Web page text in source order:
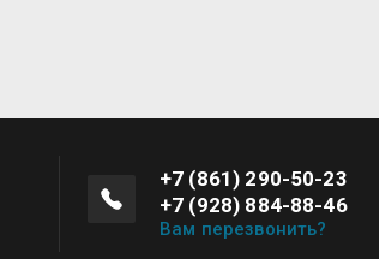
+7 (861) 290-50-23
+7 (928) 884-88-46
Вам перезвонить?